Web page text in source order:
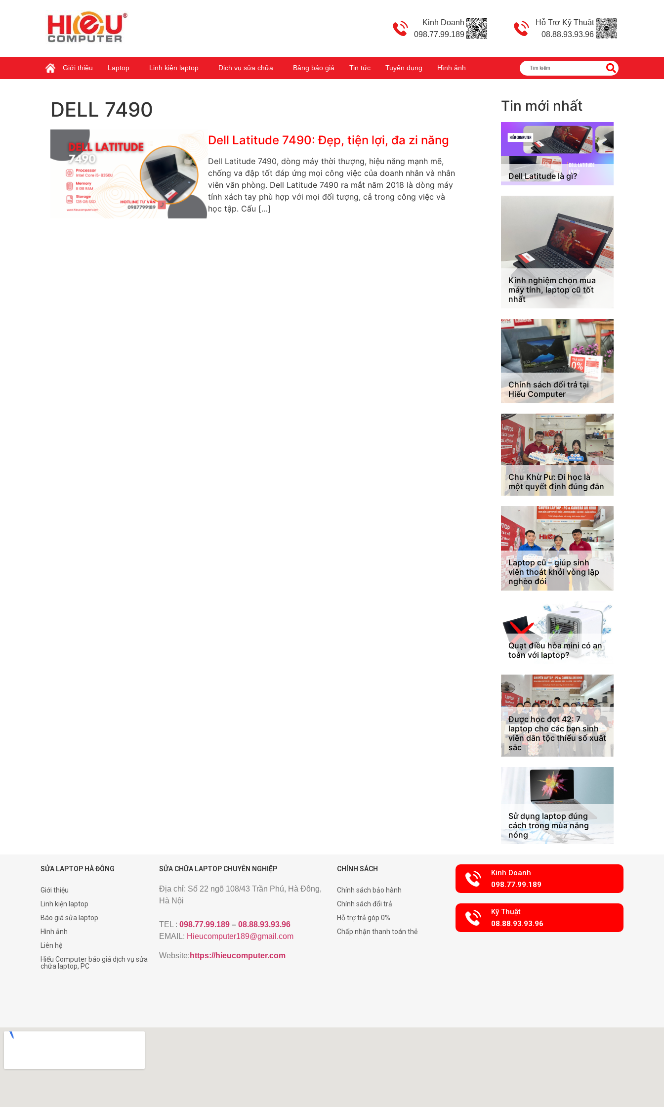
Kinh Doanh
098.77.99.189
Hỗ Trợ Kỹ Thuật
08.88.93.93.96
Giới thiệu Laptop Linh kiện laptop Dịch vụ sửa chữa Bảng báo giá Tin tức Tuyển dụng Hình ảnh
DELL 7490
Dell Latitude 7490: Đẹp, tiện lợi, đa zi năng
Dell Latitude 7490, dòng máy thời thượng, hiệu năng mạnh mẽ,
chống va đập tốt đáp ứng mọi công việc của doanh nhân và nhân
viên văn phòng. Dell Latitude 7490 ra mắt năm 2018 là dòng máy
tính xách tay phù hợp với mọi đối tượng, cả trong công việc và
học tập. Cấu […]
Tin mới nhất
Dell Latitude là gì?
Kinh nghiệm chọn mua
máy tính, laptop cũ tốt
nhất
Chính sách đổi trả tại
Hiếu Computer
Chu Khừ Pư: Đi học là
một quyết định đúng đắn
Laptop cũ – giúp sinh
viên thoát khỏi vòng lặp
nghèo đói
Quạt điều hòa mini có an
toàn với laptop?
Được học đợt 42: 7
laptop cho các bạn sinh
viên dân tộc thiểu số xuất
sắc
Sử dụng laptop đúng
cách trong mùa nắng
nóng
SỬA LAPTOP HÀ ĐÔNG
Giới thiệu
Linh kiện laptop
Báo giá sửa laptop
Hình ảnh
Liên hệ
Hiếu Computer báo giá dịch vụ sửa
chữa laptop, PC
SỬA CHỮA LAPTOP CHUYÊN NGHIỆP
Địa chỉ: Số 22 ngõ 108/43 Trần Phú, Hà Đông,
Hà Nội
TEL : 098.77.99.189 – 08.88.93.93.96
EMAIL: Hieucomputer189@gmail.com
Website: https://hieucomputer.com
CHÍNH SÁCH
Chính sách bảo hành
Chính sách đổi trả
Hỗ trợ trả góp 0%
Chấp nhận thanh toán thẻ
Kinh Doanh
098.77.99.189
Kỹ Thuật
08.88.93.93.96